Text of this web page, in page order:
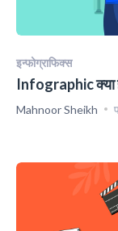
इन्फोग्राफिक्स
Infographic क्या
Mahnoor Sheikh